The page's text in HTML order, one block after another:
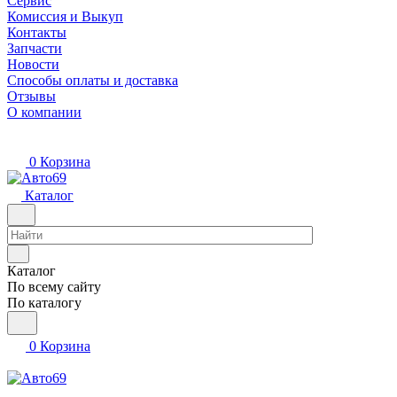
Комиссия и Выкуп
Контакты
Запчасти
Новости
Способы оплаты и доставка
Отзывы
О компании
0 Корзина
Каталог
Каталог
По всему сайту
По каталогу
0 Корзина